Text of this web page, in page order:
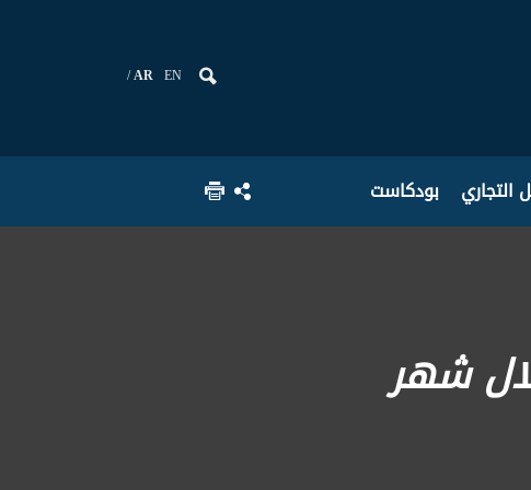
AR EN
التجاري بودكاست
شهر